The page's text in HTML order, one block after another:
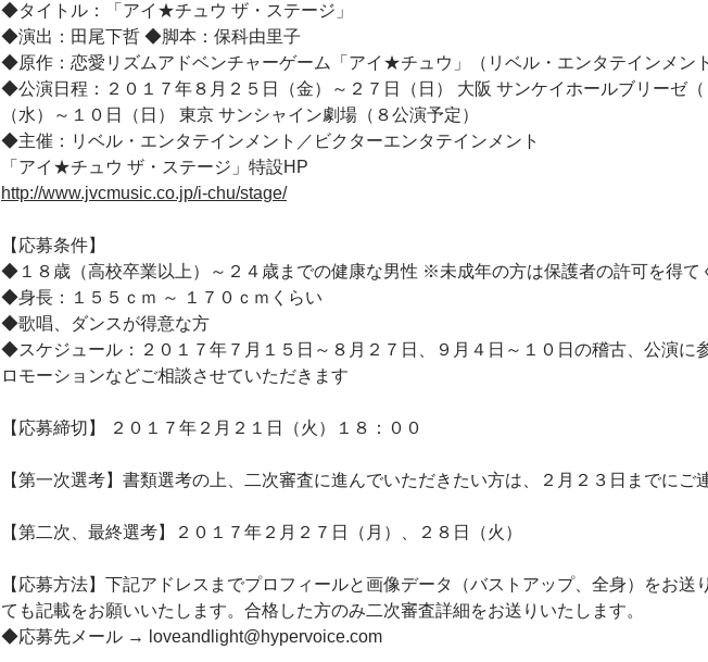
◆タイトル：「アイ★チュウ ザ・ステージ」
◆演出：田尾下哲 ◆脚本：保科由里子
◆原作：恋愛リズムアドベンチャーゲーム「アイ★チュウ」（リベル・エンタテインメント
◆公演日程：２０１７年８月２５日（金）～２７日（日） 大阪 サンケイホールブリーゼ
（水）～１０日（日） 東京 サンシャイン劇場（８公演予定）
◆主催：リベル・エンタテインメント／ビクターエンタテインメント
「アイ★チュウ ザ・ステージ」特設HP
http://www.jvcmusic.co.jp/i-chu/stage/
【応募条件】
◆１８歳（高校卒業以上）～２４歳までの健康な男性 ※未成年の方は保護者の許可を得て
◆身長：１５５ｃｍ ～ １７０ｃｍくらい
◆歌唱、ダンスが得意な方
◆スケジュール：２０１７年７月１５日～８月２７日、９月４日～１０日の稽古、公演
ロモーションなどご相談させていただきます
【応募締切】 ２０１７年２月２１日（火）１８：００
【第一次選考】書類選考の上、二次審査に進んでいただきたい方は、２月２３日までにご
【第二次、最終選考】２０１７年２月２７日（月）、２８日（火）
【応募方法】下記アドレスまでプロフィールと画像データ（バストアップ、全身）をお
ても記載をお願いいたします。合格した方のみ二次審査詳細をお送りいたします。
◆応募先メール → loveandlight@hypervoice.com